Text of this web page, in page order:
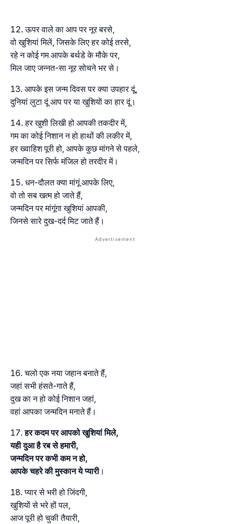
ऊपर वाले का आप पर नूर बरसे,
वो खुशियां मिलें, जिसके लिए हर कोई तरसे,
रहे न कोई गम आपके बर्थडे के मौके पर,
मिल जाए जन्नत-सा नूर सोचने भर से।
आपके इस जन्म दिवस पर क्या उपहार दूं,
दुनियां लुटा दूं आप पर या खुशियाें का हार दूं।
हर खुशी लिखी हो आपकी तकदीर में,
गम का कोई निशान न हो हाथों की लकीर में,
हर ख्वाहिश पूरी हो, आपके कुछ मांगने से पहले,
जन्मदिन पर सिर्फ मंजिल हो तरदीर में।
धन-दौलत क्या मांगूं आपके लिए,
वो तो सब खत्म हो जाते हैं,
जन्मदिन पर मांगूंगा खुशियां आपकी,
जिनसे सारे दुख-दर्द मिट जाते हैं।
चलो एक नया जहान बनाते हैं,
जहां सभी हंसते-गाते हैं,
दुख का न हो कोई निशान जहां,
वहां आपका जन्मदिन मनाते हैं।
हर कदम पर आपको खुशियां मिले,
यही दुआ है रब से हमारी,
जन्मदिन पर कभी कम न हो,
आपके चहरे की मुस्कान ये प्यारी।
प्यार से भरी हो जिंदगी,
खुशियों से भरे हों पल,
आज पूरी हो चुकी तैयारी,